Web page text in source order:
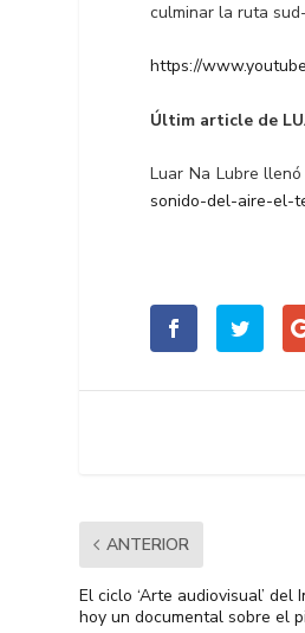
culminar la ruta
https://
Últim article de
Luar Na Lubre
sonido-del-aire-el-
ANTERIOR
El ciclo ‘Arte audiovisual’
hoy un documental sobre el